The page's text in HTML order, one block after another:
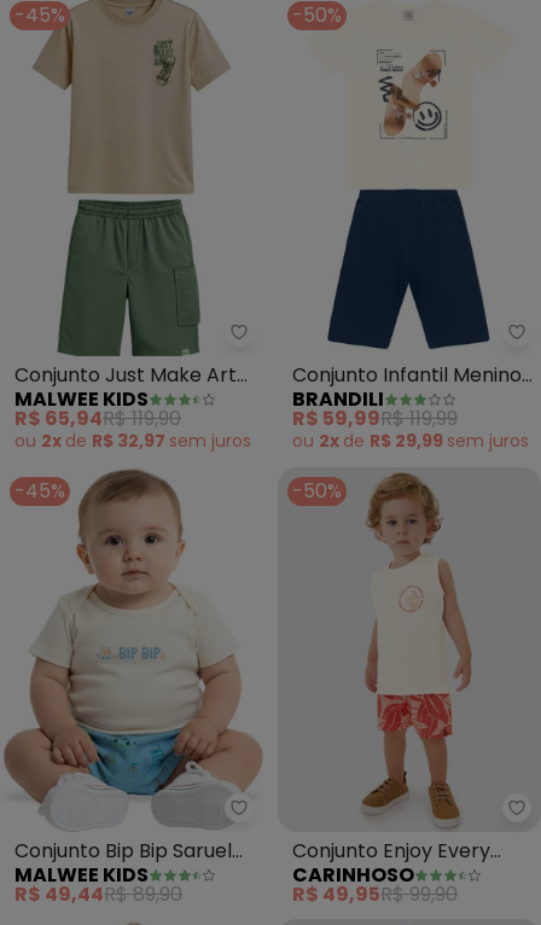
-45%
Malwee Kids - Conjunto Just
Conjunto Just Make Art
(Bege)
MALWEE KIDS
R$ 65,94R$ 119,90
ou 2x de R$ 32,97 sem juros
-50%
Conjunto Infantil Menino
de Skate em Gel
(Natural)
BRANDILI
R$ 59,99R$ 119,99
ou 2x de R$ 29,99 sem juros
-45%
Malwee Kids - Conjunto Bip Bip
Conjunto Bip Bip Saruel
(Off White)
MALWEE KIDS
R$ 49,44R$ 89,90
-50%
Conjunto Enjoy Every
Moment Menino (Off
White)
CARINHOSO
R$ 49,95R$ 99,90